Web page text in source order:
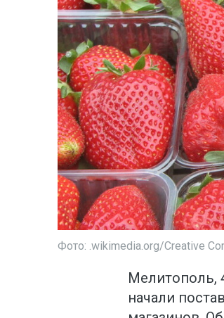
Фото: .wikimedia.org/Creative
Мелитополь,
начали